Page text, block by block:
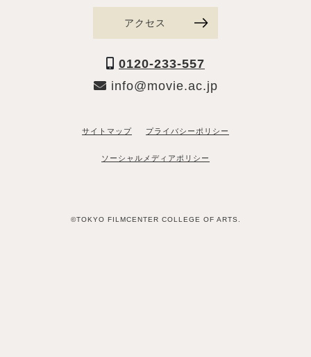
アクセス
0120-233-557
info@movie.ac.jp
サイトマップ プライバシーポリシー
ソーシャルメディアポリシー
©TOKYO FILMCENTER COLLEGE OF ARTS.